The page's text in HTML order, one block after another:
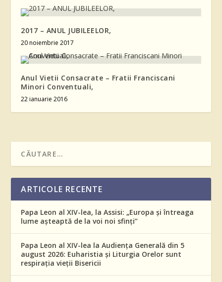
2017 – ANUL JUBILEELOR,
20 noiembrie 2017
Anul Vietii Consacrate – Fratii Franciscani
Minori Conventuali,
22 ianuarie 2016
ARTICOLE RECENTE
Papa Leon al XIV-lea, la Assisi: „Europa și întreaga
lume așteaptă de la voi noi sfinți”
Papa Leon al XIV-lea la Audiența Generală din 5
august 2026: Euharistia și Liturgia Orelor sunt
respirația vieții Bisericii